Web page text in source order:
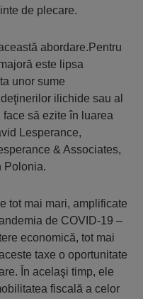
de plecare.
abordare.Pentru
este lipsa
unor sume
ilichide sau al
să ezite în luarea
Lesperance,
& Associates,
Polonia.
tot mai mari, amplificate
de COVID-19 –
economică, tot mai
taxe o oportunitate
În acelaşi timp, ele
fiscală a celor